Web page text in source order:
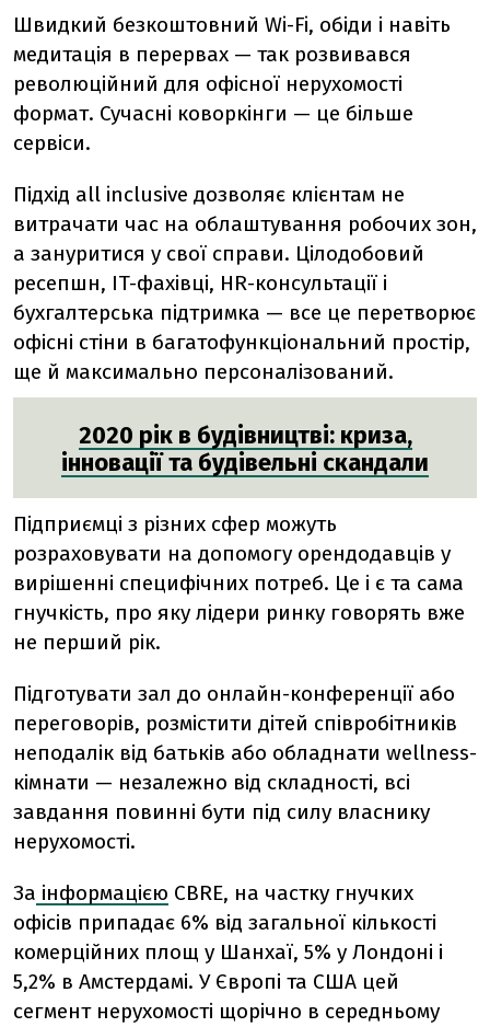
Швидкий безкоштовний Wi-Fi, обіди і навіть
медитація в перервах — так розвивався
революційний для офісної нерухомості
формат. Сучасні коворкінги — це більше
сервіси.
Підхід all inclusive дозволяє клієнтам не
витрачати час на облаштування робочих зон,
а зануритися у свої справи. Цілодобовий
ресепшн, IT-фахівці, HR-консультації і
бухгалтерська підтримка — все це перетворює
офісні стіни в багатофункціональний простір,
ще й максимально персоналізований.
2020 рік в будівництві: криза,
інновації та будівельні скандали
Підприємці з різних сфер можуть
розраховувати на допомогу орендодавців у
вирішенні специфічних потреб. Це і є та сама
гнучкість, про яку лідери ринку говорять вже
не перший рік.
Підготувати зал до онлайн-конференції або
переговорів, розмістити дітей співробітників
неподалік від батьків або обладнати wellness-
кімнати — незалежно від складності, всі
завдання повинні бути під силу власнику
нерухомості.
За інформацією CBRE, на частку гнучких
офісів припадає 6% від загальної кількості
комерційних площ у Шанхаї, 5% у Лондоні і
5,2% в Амстердамі. У Європі та США цей
сегмент нерухомості щорічно в середньому